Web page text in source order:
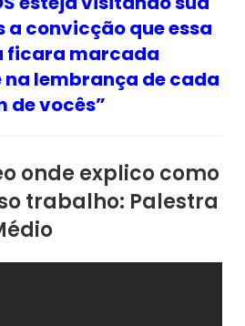
a convicção que essa
ficara marcada
lembrança de cada
de vocês”
onde explico como
trabalho: Palestra